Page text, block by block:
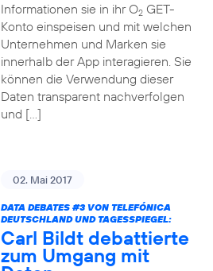
Informationen sie in ihr O2GET-
Konto einspeisen und mit welchen
Unternehmen und Marken sie
innerhalb der App interagieren. Sie
können die Verwendung dieser
Daten transparent nachverfolgen
und […]
02. Mai 2017
DATA DEBATES #3VON TELEFÓNICA
DEUTSCHLAND UND TAGESSPIEGEL:
Carl Bildt debattierte
zum Umgang mit